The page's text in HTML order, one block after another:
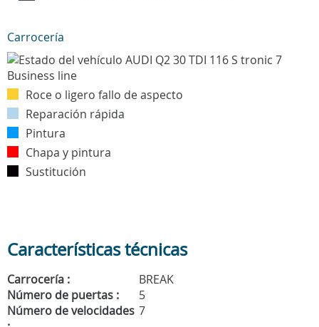
Carrocería
Roce o ligero fallo de aspecto
Reparación rápida
Pintura
Chapa y pintura
Sustitución
Características técnicas
Carrocería :
BREAK
Número de puertas :
5
Número de velocidades 7